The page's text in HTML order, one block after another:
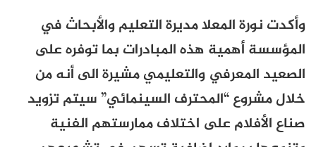
وأكدت نورة المعلا مديرة التعليم والأبحاث في
المؤسسة أهمية هذه المبادرات بما توفره على
الصعيد المعرفي والتعليمي مشيرة الى أنه من
خلال مشروع“المحترف السينمائي” سيتم تزويد
صناع الأفلام على اختلاف ممارستهم الفنية